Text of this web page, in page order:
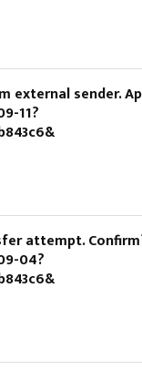
sender.
11?
attempt.
04?